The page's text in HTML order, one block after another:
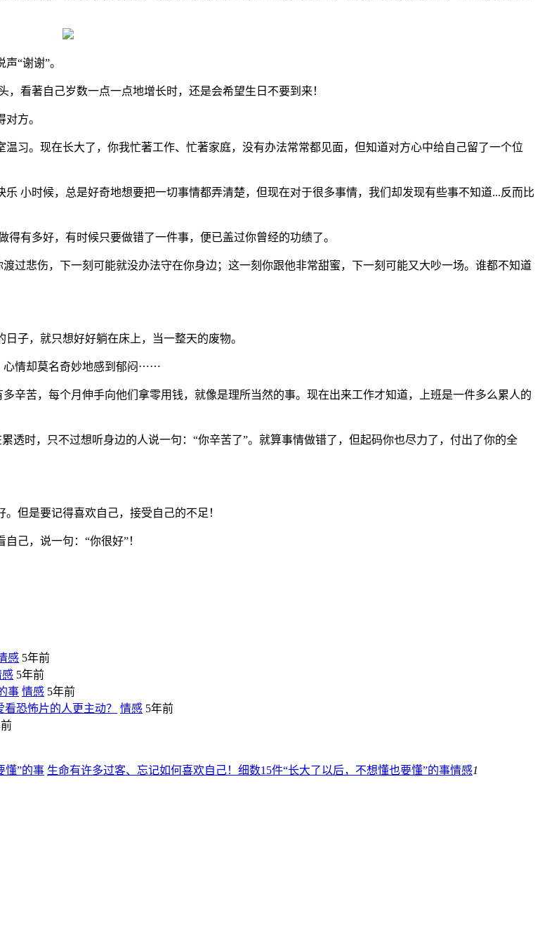
“谢谢”。
看著自己岁数一点一点地增长时，还是会希望生日不要到来！
方。
。现在长大了，你我忙著工作、忙著家庭，没有办法常常都见面，但知道对方心中给自己留了一个位
时候，总是好奇地想要把一切事情都弄清楚，但现在对于很多事情，我们却发现有些事不知道...反而比
有多好，有时候只要做错了一件事，便已盖过你曾经的功绩了。
悲伤，下一刻可能就没办法守在你身边；这一刻你跟他非常甜蜜，下一刻可能又大吵一场。谁都不知道
子，就只想好好躺在床上，当一整天的废物。
心情却莫名奇妙地感到郁闷⋯⋯
苦，每个月伸手向他们拿零用钱，就像是理所当然的事。现在出来工作才知道，上班是一件多么累人的
时，只不过想听身边的人说一句：“你辛苦了”。就算事情做错了，但起码你也尽力了，付出了你的全
但是要记得喜欢自己，接受自己的不足！
己，说一句：“你很好”！
感 5年前
感 5年前
事 情感 5年前
恐怖片的人更主动？
情感 5年前
生命有许多过客、忘记如何喜欢自己！细数15件“长大了以后，不想懂也要懂”的事情感1